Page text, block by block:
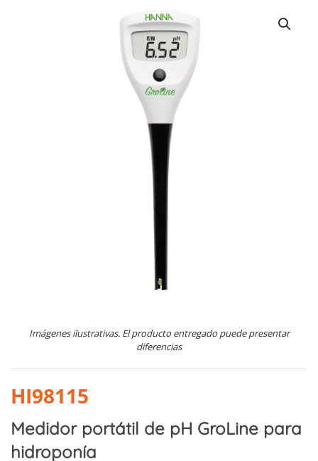
Imágenes ilustrativas. El producto entregado puede presentar
diferencias
HI98115
Medidor portátil de pH GroLine para
hidroponía